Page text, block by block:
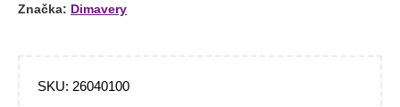
Značka: Dimavery
SKU: 26040100